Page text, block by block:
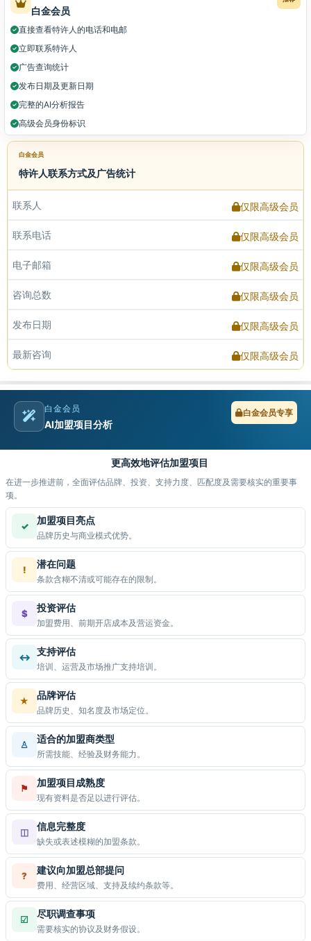
白金会员
直接查看特许人的电话和电邮
立即联系特许人
广告查询统计
发布日期及更新日期
完整的AI分析报告
高级会员身份标识
白金会员
特许人联系方式及广告统计
联系人 仅限高级会员
联系电话 仅限高级会员
电子邮箱 仅限高级会员
咨询总数 仅限高级会员
发布日期 仅限高级会员
最新咨询 仅限高级会员
白金会员
AI加盟项目分析
白金会员专享
更高效地评估加盟项目
在进一步推进前，全面评估品牌、投资、支持力度、匹配度及需要核实的重要事
项。
✓ 加盟项目亮点
品牌历史与商业模式优势。
! 潜在问题
条款含糊不清或可能存在的限制。
$ 投资评估
加盟费用、前期开店成本及营运资金。
↔ 支持评估
培训、运营及市场推广支持培训。
★ 品牌评估
品牌历史、知名度及市场定位。
♙ 适合的加盟商类型
所需技能、经验及财务能力。
⚑ 加盟项目成熟度
现有资料是否足以进行评估。
◫ 信息完整度
缺失或表述模糊的加盟条款。
? 建议向加盟总部提问
费用、经营区域、支持及续约条款等。
☑ 尽职调查事项
需要核实的协议及财务假设。